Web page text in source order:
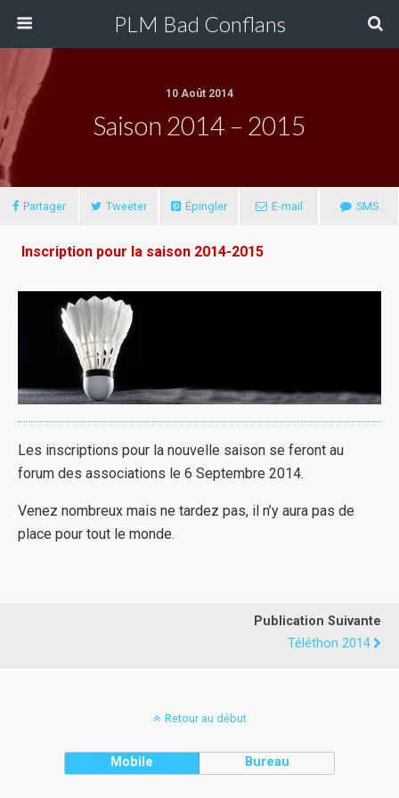
PLM Bad Conflans
10 Août 2014
Saison 2014 – 2015
Partager Tweeter Épingler E-mail SMS
Inscription pour la saison 2014-2015
Les inscriptions pour la nouvelle saison se feront au
forum des associations le 6 Septembre 2014.
Venez nombreux mais ne tardez pas, il n’y aura pas de
place pour tout le monde.
Publication Suivante
Téléthon 2014
Retour au début
Mobile Bureau